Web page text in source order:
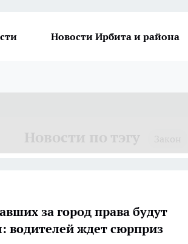
Новости Ирбита и района
за город права будут
водителей ждет сюрприз